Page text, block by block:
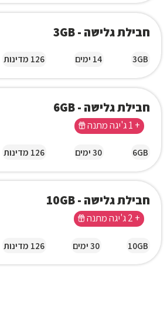
חבילת גלישה - 3GB
3GB 14 ימים 126 מדינות
חבילת גלישה - 6GB
+ 1 ג'יגה מתנה
6GB 30 ימים 126 מדינות
חבילת גלישה - 10GB
+ 2 ג'יגה מתנה
10GB 30 ימים 126 מדינות